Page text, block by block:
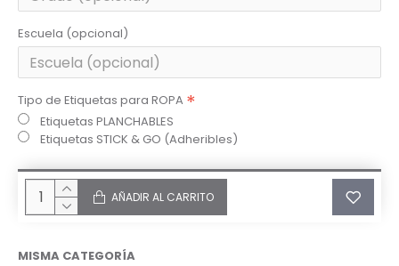
Escuela (opcional)
Tipo de Etiquetas para ROPA
Etiquetas PLANCHABLES
Etiquetas STICK & GO (Adheribles)
AÑADIR AL CARRITO
MISMA CATEGORÍA